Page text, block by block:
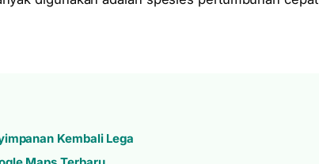
Kembali Lega